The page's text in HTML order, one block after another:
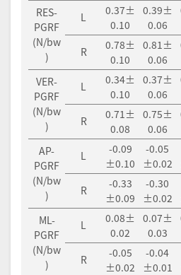
RES-
PGRF
(N/bw
)
L
0.37±
0.10
0.39±
0.06
R
0.78±
0.10
0.81±
0.06
VER-
PGRF
(N/bw
)
L
0.34±
0.10
0.37±
0.06
R
0.71±
0.08
0.75±
0.06
AP-
PGRF
(N/bw
)
L
-0.09
±0.10
-0.05
±0.02
R
-0.33
±0.09
-0.30
±0.02
ML-
PGRF
(N/bw
)
L
0.08±
0.02
0.07±
0.03
R
-0.05
±0.02
-0.04
±0.01